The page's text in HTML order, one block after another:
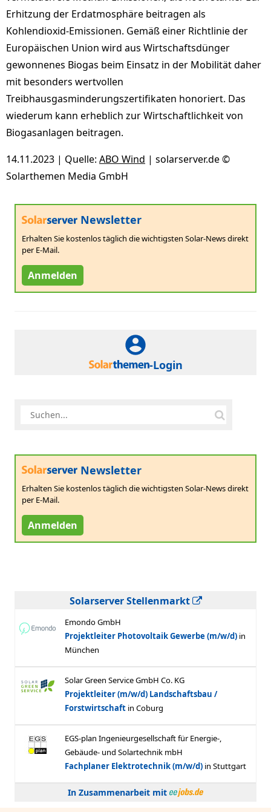
Erhitzung der Erdatmosphäre beitragen als
Kohlendioxid-Emissionen. Gemäß einer Richtlinie der
Europäischen Union wird aus Wirtschaftsdünger
gewonnenes Biogas beim Einsatz in der Mobilität daher
mit besonders wertvollen
Treibhausgasminderungszertifikaten honoriert. Das
wiederum kann erheblich zur Wirtschaftlichkeit von
Biogasanlagen beitragen.
14.11.2023 | Quelle: ABO Wind | solarserver.de ©
Solarthemen Media GmbH
Newsletter
Erhalten Sie kostenlos täglich die wichtigsten Solar-News direkt
per E-Mail.
Anmelden
-Login
Newsletter
Erhalten Sie kostenlos täglich die wichtigsten Solar-News direkt
per E-Mail.
Anmelden
Solarserver Stellenmarkt
In Zusammenarbeit mit